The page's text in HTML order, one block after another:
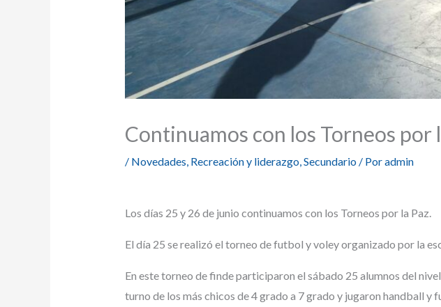
Continuamos con los Torneos por
/ Novedades, Recreación y liderazgo,Secundario/ Poradmin
Los días 25 y 26 de junio continuamos con los Torneos por la Paz.
El día 25 se realizó el torneo de futbol y voley organizado por la
En este torneo de finde participaron el sábado 25 alumnos del
turno de los más chicos de 4 grado a 7 grado y jugaron handball y